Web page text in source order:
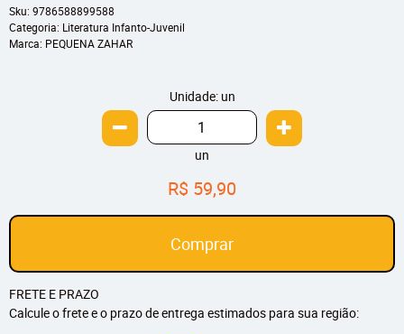
Sku: 9786588899588
Categoria: Literatura Infanto-Juvenil
Marca: PEQUENA ZAHAR
Unidade: un
un
R$ 59,90
Comprar
FRETE E PRAZO
Calcule o frete e o prazo de entrega estimados para sua região: